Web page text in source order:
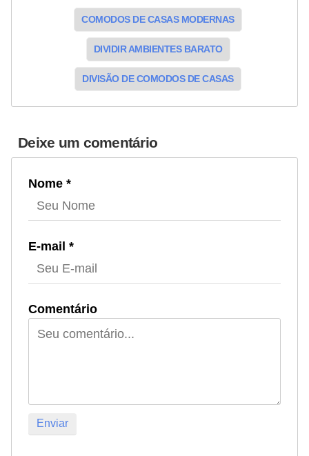
COMODOS DE CASAS MODERNAS
DIVIDIR AMBIENTES BARATO
DIVISÃO DE COMODOS DE CASAS
Deixe um comentário
Nome *
E-mail *
Comentário